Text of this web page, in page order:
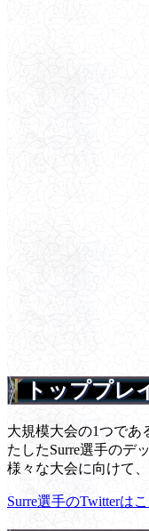
トッププレ
大規模大会の1つであ
たしたSurre選手のデ
様々な大会に向けて
Surre選手のTwitterは